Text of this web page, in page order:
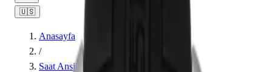
🇺🇸
Anasayfa
/
Saat Ansiklopedisi